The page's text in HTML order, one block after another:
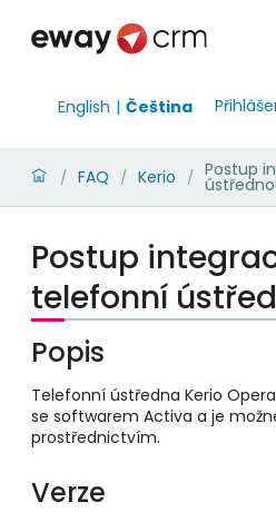
English Čeština
/ FAQ / Kerio / Postup
Postup
telefonní
Popis
Telefonní ústředna Kerio
se softwarem Activa a je
prostřednictvím.
Verze